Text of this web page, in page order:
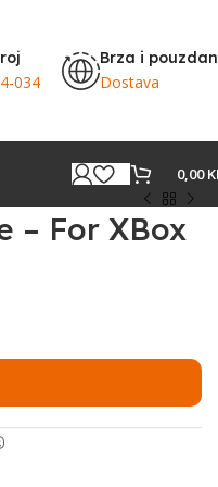
034
Brza i
Dostava
0,00
– For XBox